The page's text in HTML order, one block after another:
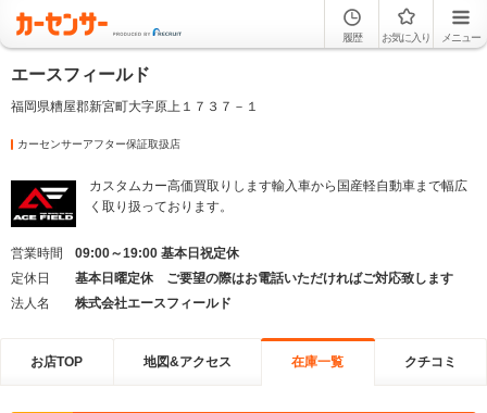
履歴 お気に入り メニュー
エースフィールド
福岡県糟屋郡新宮町大字原上１７３７－１
カーセンサーアフター保証取扱店
カスタムカー高価買取りします輸入車から国産軽自動車まで幅広
く取り扱っております。
営業時間
09:00～19:00 基本日祝定休
定休日
基本日曜定休 ご要望の際はお電話いただければご対応致します
法人名
株式会社エースフィールド
お店TOP 地図&アクセス 在庫一覧 クチコミ